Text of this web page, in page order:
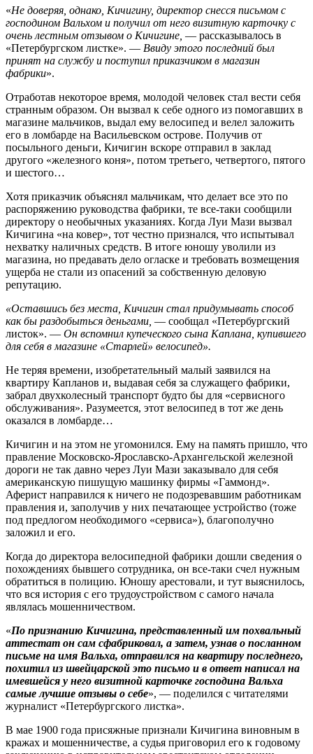
«Не доверяя, однако, Кичигину, директор снесся письмом с
господином Вальхом и получил от него визитную карточку с
очень лестным отзывом о Кичигине, — рассказывалось в
«Петербургском листке». — Ввиду этого последний был
принят на службу и поступил приказчиком в магазин
фабрики».
Отработав некоторое время, молодой человек стал вести себя
странным образом. Он вызвал к себе одного из помогавших в
магазине мальчиков, выдал ему велосипед и велел заложить
его в ломбарде на Васильевском острове. Получив от
посыльного деньги, Кичигин вскоре отправил в заклад
другого «железного коня», потом третьего, четвертого, пятого
и шестого…
Хотя приказчик объяснял мальчикам, что делает все это по
распоряжению руководства фабрики, те все‑таки сообщили
директору о необычных указаниях. Когда Луи Мази вызвал
Кичигина «на ковер», тот честно признался, что испытывал
нехватку наличных средств. В итоге юношу уволили из
магазина, но предавать дело огласке и требовать возмещения
ущерба не стали из опасений за собственную деловую
репутацию.
«Оставшись без места, Кичигин стал придумывать способ
как бы раздобыться деньгами, — сообщал «Петербургский
листок». — Он вспомнил купеческого сына Каплана, купившего
для себя в магазине «Старлей» велосипед».
Не теряя времени, изобретательный малый заявился на
квартиру Капланов и, выдавая себя за служащего фабрики,
забрал двухколесный транспорт будто бы для «сервисного
обслуживания». Разумеется, этот велосипед в тот же день
оказался в ломбарде…
Кичигин и на этом не угомонился. Ему на память пришло, что
правление Московско-Ярославско-Архангельской железной
дороги не так давно через Луи Мази заказывало для себя
американскую пишущую машинку фирмы «Гаммонд».
Аферист направился к ничего не подозревавшим работникам
правления и, заполучив у них печатающее устройство (тоже
под предлогом необходимого «сервиса»), благополучно
заложил и его.
Когда до директора велосипедной фабрики дошли сведения о
похождениях бывшего сотрудника, он все‑таки счел нужным
обратиться в полицию. Юношу арестовали, и тут выяснилось,
что вся история с его трудоустройством с самого начала
являлась мошенничеством.
«По признанию Кичигина, представленный им похвальный
аттестат он сам сфабриковал, а затем, узнав о посланном
письме на имя Вальха, отправился на квартиру последнего,
похитил из швейцарской это письмо и в ответ написал на
имевшейся у него визитной карточке господина Вальха
самые лучшие отзывы о себе», — поделился с читателями
журналист «Петербургского листка».
В мае 1900 года присяжные признали Кичигина виновным в
кражах и мошенничестве, а судья приговорил его к годовому